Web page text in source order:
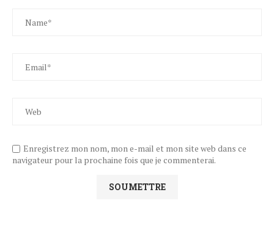
Enregistrez mon nom, mon e-mail et mon site web dans ce
navigateur pour la prochaine fois que je commenterai.